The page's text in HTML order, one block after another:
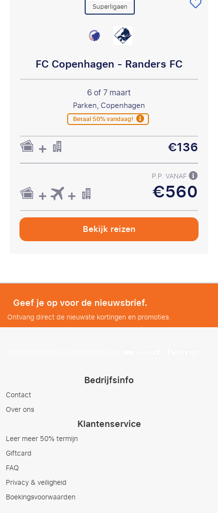
Superligaen
FC Copenhagen - Randers FC
6 of 7 maart
Parken, Copenhagen
Betaal 50% vandaag!
€136
P.P. VANAF
€560
Bekijk reizen
Geef je op voor de nieuwsbrief.
Ontvang direct de nieuwste kortingen en promoties.
Bedrijfsinfo
Contact
Over ons
Klantenservice
Leer meer 50% termijn
Giftcard
FAQ
Privacy & veiligheid
Boekingsvoorwaarden